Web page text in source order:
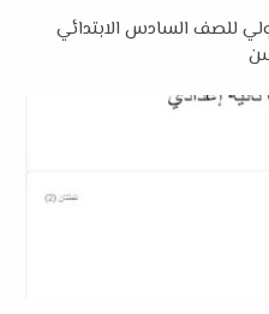
للصف السادس الابتدائي